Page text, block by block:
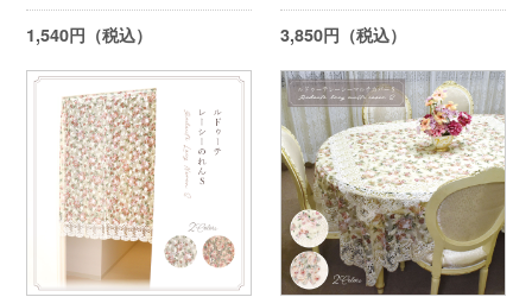
1,540円（税込） 3,850円（税込）